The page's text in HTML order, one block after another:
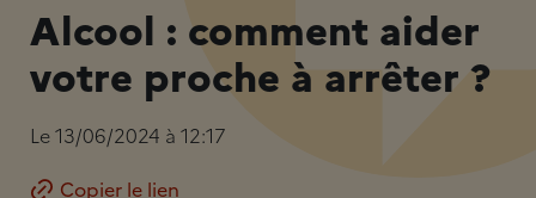
Alcool : comment aider
votre proche à arrêter ?
Le 13/06/2024 à 12:17
Copier le lien